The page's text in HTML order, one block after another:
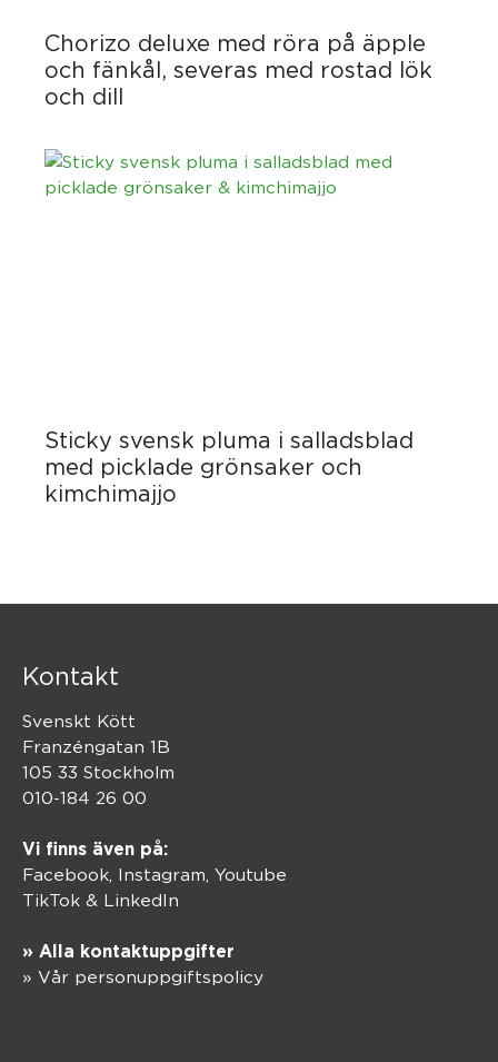
Chorizo deluxe med röra på äpple
och fänkål, severas med rostad lök
och dill
Sticky svensk pluma i salladsblad
med picklade grönsaker och
kimchimajjo
Kontakt
Svenskt Kött
Franzéngatan 1B
105 33 Stockholm
010-184 26 00
Vi finns även på:
Facebook, Instagram Youtube
TikTok & LinkedIn
» Alla kontaktuppgifter
» Vår personuppgiftspolicy